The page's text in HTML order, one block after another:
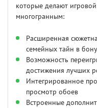
которые делают
многогранным:
Расширенная
семейных тайн в
Возможность
достижения лучших
Интегрированное
просмотр обоев
Встроенные